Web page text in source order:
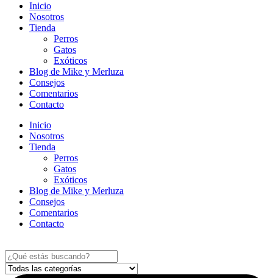
Inicio
Nosotros
Tienda
Perros
Gatos
Exóticos
Blog de Mike y Merluza
Consejos
Comentarios
Contacto
Inicio
Nosotros
Tienda
Perros
Gatos
Exóticos
Blog de Mike y Merluza
Consejos
Comentarios
Contacto
Search
...